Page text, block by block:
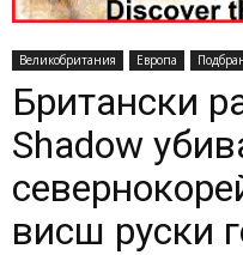
Великобритания Европа
Британски
Shadow
висш руски